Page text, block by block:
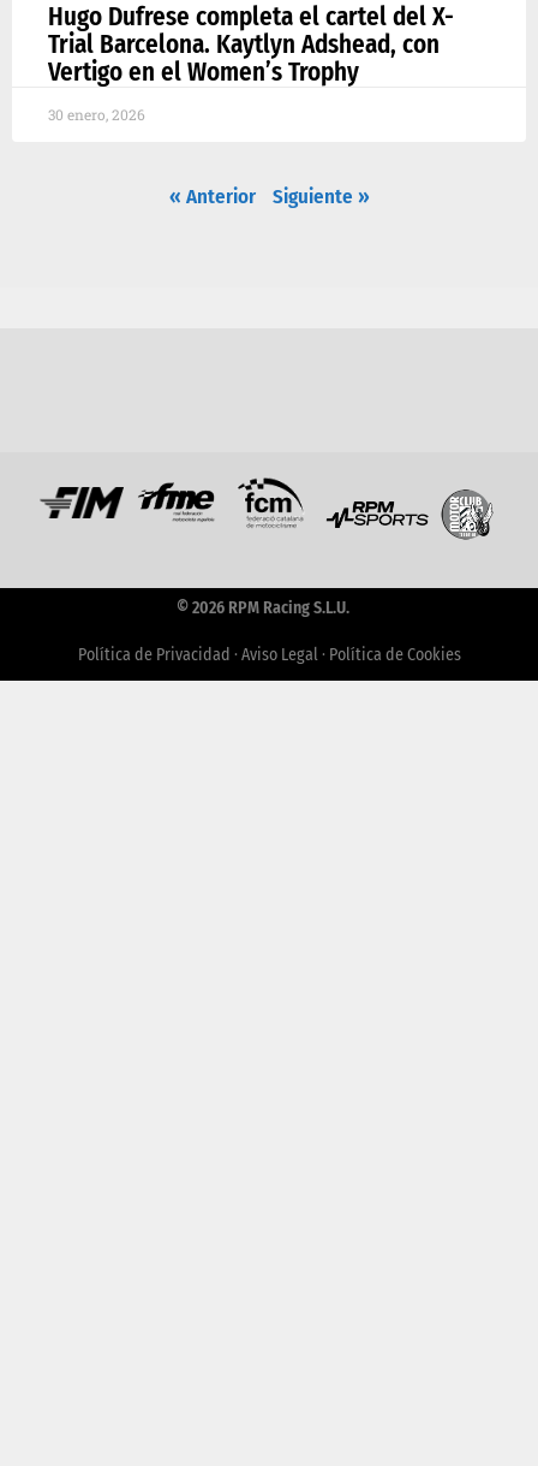
Hugo Dufrese completa el cartel del X-
Trial Barcelona. Kaytlyn Adshead, con
Vertigo en el Women’s Trophy
30 enero, 2026
« Anterior Siguiente »
© 2026 RPM Racing S.L.U.
Política de Privacidad · Aviso Legal· Política de Cookies